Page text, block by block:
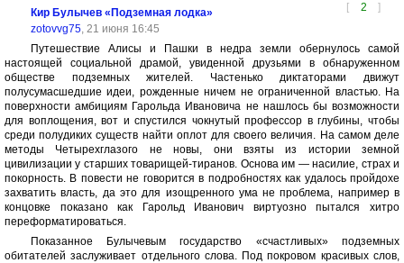
[ 2 ]
Кир Булычев «Подземная лодка»
zotovvg75, 21 июня 16:45
Путешествие Алисы и Пашки в недра земли обернулось самой
настоящей социальной драмой, увиденной друзьями в обнаруженном
обществе подземных жителей. Частенько диктаторами движут
полусумасшедшие идеи, рожденные ничем не ограниченной властью. На
поверхности амбициям Гарольда Ивановича не нашлось бы возможности
для воплощения, вот и спустился чокнутый профессор в глубины, чтобы
среди полудиких существ найти оплот для своего величия. На самом деле
методы Четырехглазого не новы, они взяты из истории земной
цивилизации у старших товарищей-тиранов. Основа им — насилие, страх и
покорность. В повести не говорится в подробностях как удалось пройдохе
захватить власть, да это для изощренного ума не проблема, например в
концовке показано как Гарольд Иванович виртуозно пытался хитро
переформатироваться.
Показанное Булычевым государство «счастливых» подземных
обитателей заслуживает отдельного слова. Под покровом красивых слов,